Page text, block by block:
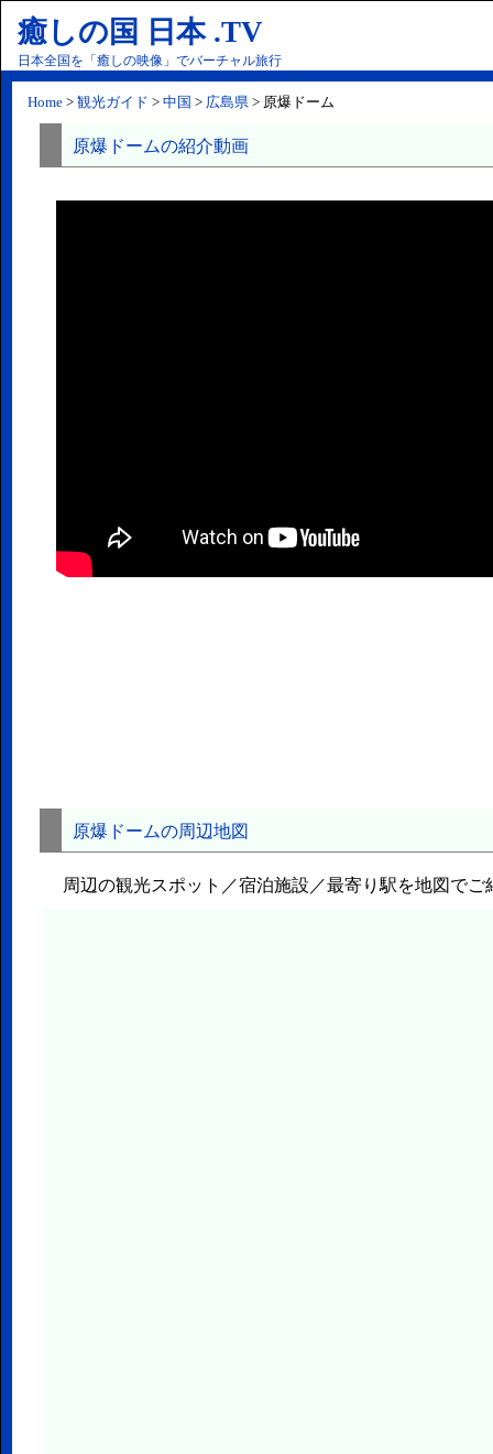
癒しの国 日本 .TV
日本全国を「癒しの映像」でバーチャル旅行
Home > 観光ガイド > 中国 > 広島県 > 原爆ドーム
原爆ドームの紹介動画
原爆ドームの周辺地図
周辺の観光スポット／宿泊施設／最寄り駅を地図でご